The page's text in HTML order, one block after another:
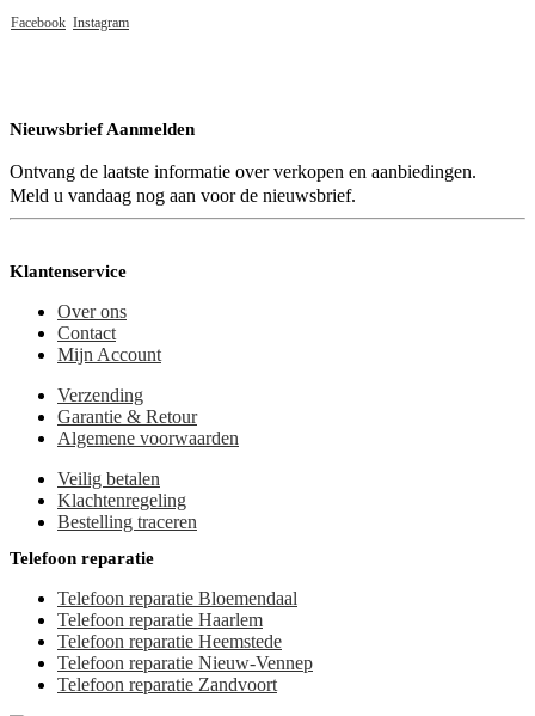
Facebook Instagram
Nieuwsbrief Aanmelden
Ontvang de laatste informatie over verkopen en aanbiedingen.
Meld u vandaag nog aan voor de nieuwsbrief.
Klantenservice
Over ons
Contact
Mijn Account
Verzending
Garantie & Retour
Algemene voorwaarden
Veilig betalen
Klachtenregeling
Bestelling traceren
Telefoon reparatie
Telefoon reparatie Bloemendaal
Telefoon reparatie Haarlem
Telefoon reparatie Heemstede
Telefoon reparatie Nieuw-Vennep
Telefoon reparatie Zandvoort